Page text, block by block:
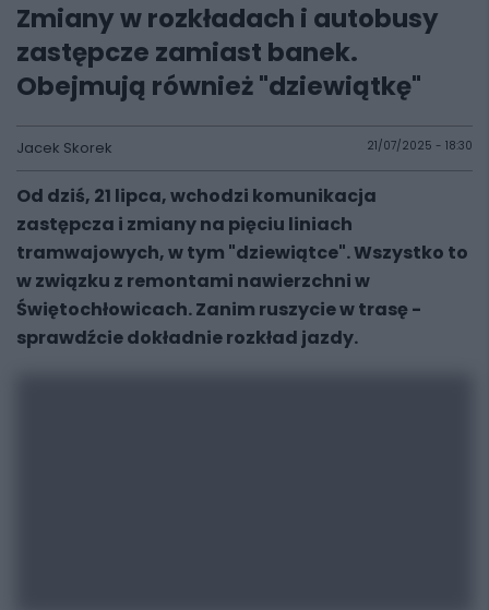
Zmiany w rozkładach i autobusy
zastępcze zamiast banek.
Obejmują również "dziewiątkę"
Jacek Skorek 21/07/2025 - 18:30
Od dziś, 21 lipca, wchodzi komunikacja
zastępcza i zmiany na pięciu liniach
tramwajowych, w tym "dziewiątce". Wszystko to
w związku z remontami nawierzchni w
Świętochłowicach. Zanim ruszycie w trasę -
sprawdźcie dokładnie rozkład jazdy.